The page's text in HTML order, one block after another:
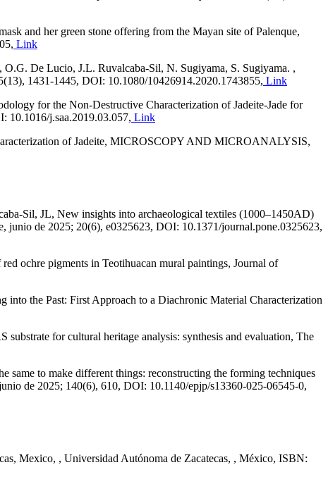
and her green stone offering from the Mayan site of Palenque,
Link
De Lucio, J.L. Ruvalcaba-Sil, N. Sugiyama, S. Sugiyama. ,
1431-1445, DOI: 10.1080/10426914.2020.1743855, Link
for the Non-Destructive Characterization of Jadeite-Jade for
10.1016/j.saa.2019.03.057, Link
of Jadeite, MICROSCOPY AND MICROANALYSIS,
Sil, JL, New insights into archaeological textiles (1000–1450AD)
junio de 2025; 20(6), e0325623, DOI: 10.1371/journal.pone.0325623,
ochre pigments in Teotihuacan mural paintings, Journal of
the Past: First Approach to a Diachronic Material Characterization
for cultural heritage analysis: synthesis and evaluation, The
to make different things: reconstructing the forming techniques
de 2025; 140(6), 610, DOI: 10.1140/epjp/s13360-025-06545-0,
Mexico, , Universidad Autónoma de Zacatecas, , México, ISBN: